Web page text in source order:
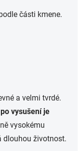
části kmene.
a velmi tvrdé.
vysušení je
vysokému
dlouhou životnost.